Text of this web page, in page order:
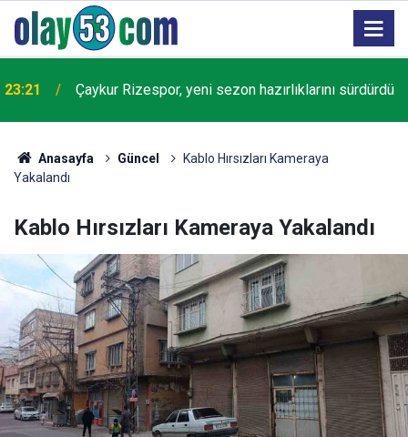
23:21 Çaykur Rizespor, yeni sezon hazırlıklarını sürdürdü
Anasayfa Güncel
Kablo Hırsızları Kameraya
Yakalandı
Kablo Hırsızları Kameraya Yakalandı